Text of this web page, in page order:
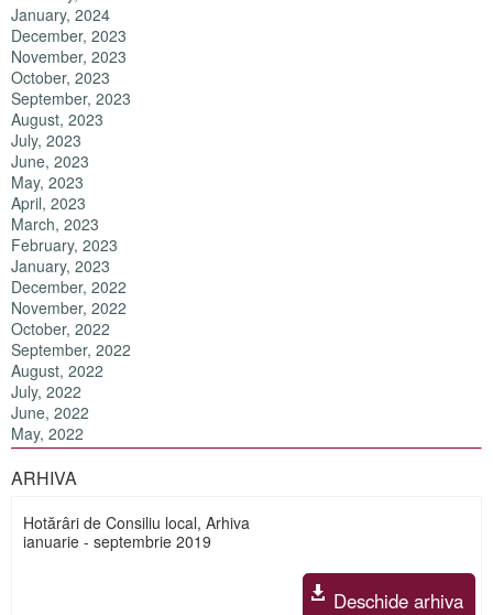
January, 2024
December, 2023
November, 2023
October, 2023
September, 2023
August, 2023
July, 2023
June, 2023
May, 2023
April, 2023
March, 2023
February, 2023
January, 2023
December, 2022
November, 2022
October, 2022
September, 2022
August, 2022
July, 2022
June, 2022
May, 2022
ARHIVA
Hotărâri de Consiliu local, Arhiva
ianuarie - septembrie 2019
Deschide arhiva